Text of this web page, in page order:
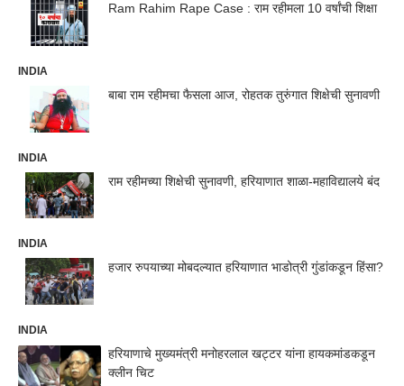
Ram Rahim Rape Case : राम रहीमला 10 वर्षांची शिक्षा
INDIA
बाबा राम रहीमचा फैसला आज, रोहतक तुरुंगात शिक्षेची सुनावणी
INDIA
राम रहीमच्या शिक्षेची सुनावणी, हरियाणात शाळा-महाविद्यालये बंद
INDIA
हजार रुपयाच्या मोबदल्यात हरियाणात भाडोत्री गुंडांकडून हिंसा?
INDIA
हरियाणाचे मुख्यमंत्री मनोहरलाल खट्टर यांना हायकमांडकडून
क्लीन चिट